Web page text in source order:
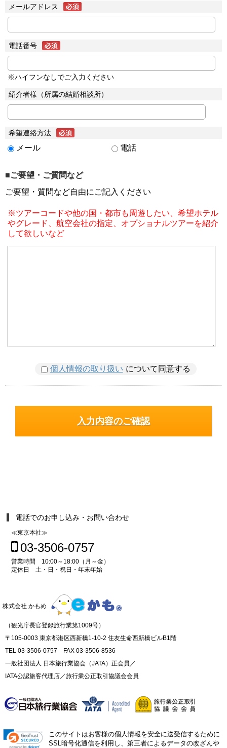
メールアドレス
電話番号
※ハイフンなしでご入力ください
紹介者様（所属の結婚相談所）
希望連絡方法
メール 電話
■ご要望・ご質問など
ご要望・質問など自由にご記入ください
※ツアーコードや他の国・都市も周遊したい、希望ホテル
やグレード、航空会社の指定、オプショナルツアーを紹介
して欲しいなど
個人情報の取り扱い について同意する
電話でのお申し込み・お問い合わせ
≪東京本社≫
03-3506-0757
営業時間 10:00～18:00（月～金）
定休日 土・日・祝日・年末年始
株式会社 かもめ
（観光庁長官登録旅行業第1009号）
〒105-0003 東京都港区西新橋1-10-2 住友生命西新橋ビルB1階
TEL 03-3506-0757 FAX 03-3506-8536
一般社団法人 日本旅行業協会（JATA）正会員／
IATA公認旅客代理店／旅行業公正取引協議会会員
このサイトはお客様の個人情報を安全に送受信するために
SSL暗号化通信を利用し、第三者によるデータの改ざんや